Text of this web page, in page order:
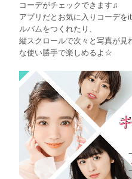
コーデがチェックできます♫
アプリだとお気に入りコーデを
ルバムをつくれたり、
縦スクロールで次々と写真が見
な使い勝手で楽しめるよ☆